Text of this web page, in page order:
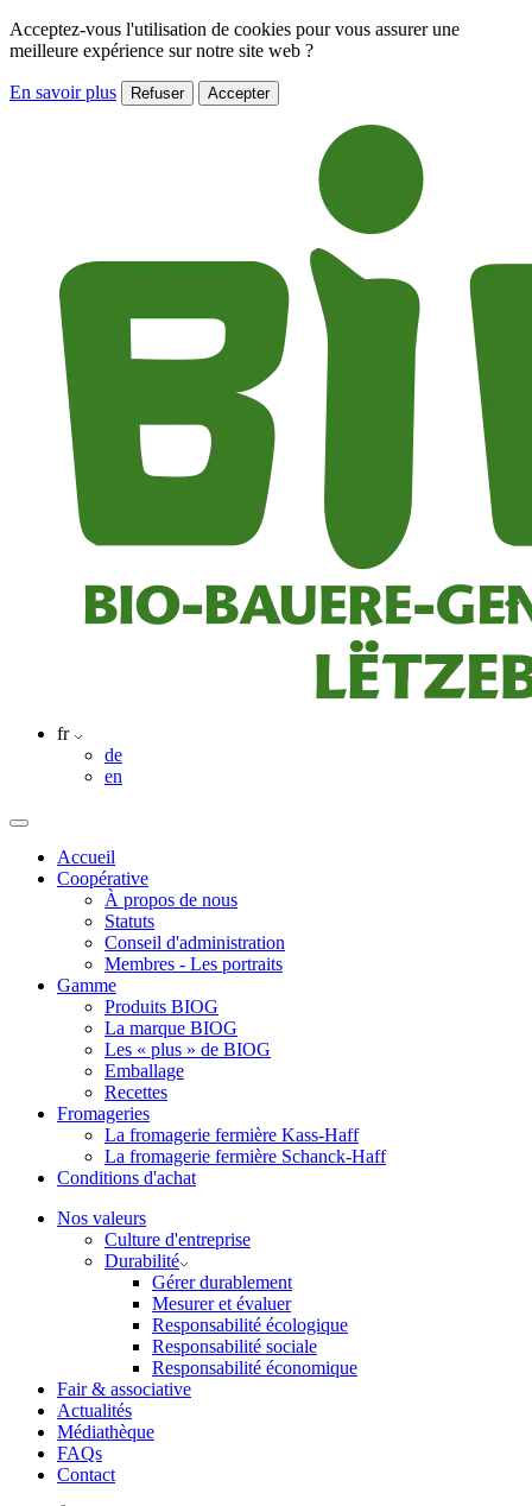
Acceptez-vous l'utilisation de cookies pour vous assurer une
meilleure expérience sur notre site web ?
En savoir plus Refuser Accepter
fr
de
en
Accueil
Coopérative
À propos de nous
Statuts
Conseil d'administration
Membres - Les portraits
Gamme
Produits BIOG
La marque BIOG
Les « plus » de BIOG
Emballage
Recettes
Fromageries
La fromagerie fermière Kass-Haff
La fromagerie fermière Schanck-Haff
Conditions d'achat
Nos valeurs
Culture d'entreprise
Durabilité
Gérer durablement
Mesurer et évaluer
Responsabilité écologique
Responsabilité sociale
Responsabilité économique
Fair & associative
Actualités
Médiathèque
FAQs
Contact